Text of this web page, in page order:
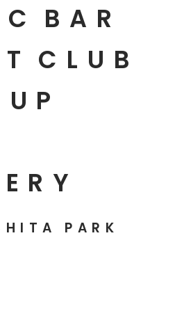
CLUB
BAR
PARK